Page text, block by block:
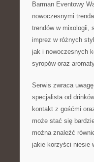
Barman Eventowy
nowoczesnymi
trendów w mixologii,
imprez w różnych
jak i nowoczesnych
syropów oraz
Serwis zwraca
specjalista od
kontakt z gośćmi
może stać się
można znaleźć
jakie korzyści niesie